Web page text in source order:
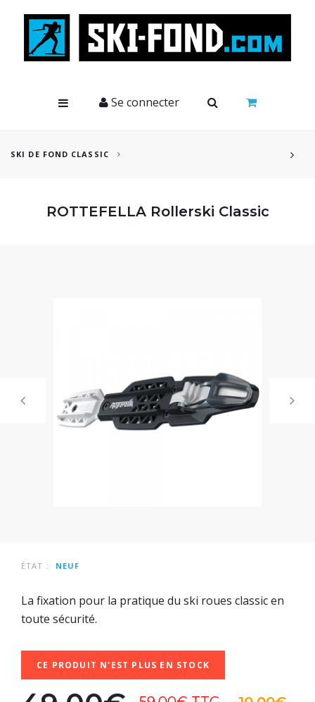
Se connecter
SKI DE FOND CLASSIC
ÉTAT : NEUF
ROTTEFELLA Rollerski Classic
La fixation pour la pratique du ski roues classic en
toute sécurité.
CE PRODUIT N'EST PLUS EN STOCK